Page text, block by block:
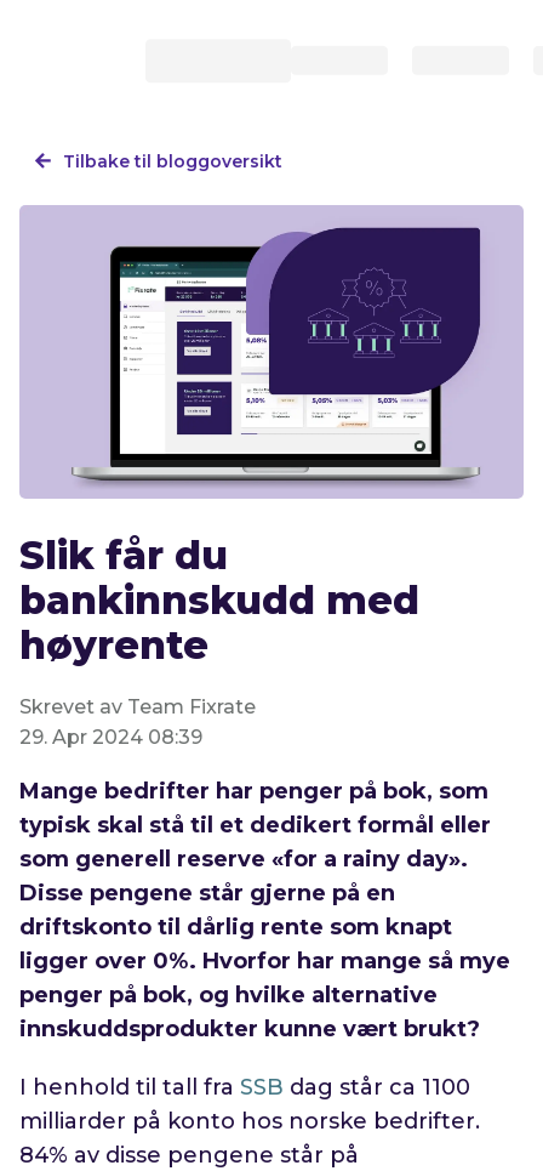
Tilbake til bloggoversikt
Slik får du
bankinnskudd med
høyrente
Skrevet av Team Fixrate
29. Apr 2024 08:39
Mange bedrifter har penger på bok, som
typisk skal stå til et dedikert formål eller
som generell reserve «for a rainy day».
Disse pengene står gjerne på en
driftskonto til dårlig rente som knapt
ligger over 0%. Hvorfor har mange så mye
penger på bok, og hvilke alternative
innskuddsprodukter kunne vært brukt?
I henhold til tall fra SSB dag står ca 1100
milliarder på konto hos norske bedrifter.
84% av disse pengene står på